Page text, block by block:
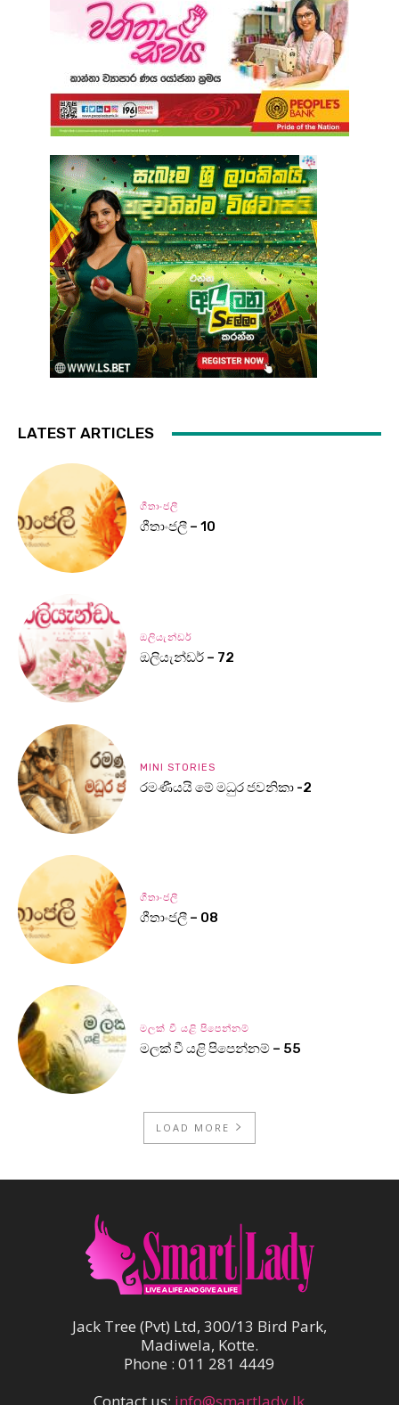
LATEST ARTICLES
ගීතාංජලී
ගීතාංජලී – 10
ඔලියැන්ඩර්
ඔලියැන්ඩර් – 72
MINI STORIES
රමණීයයි මේ මධුර ජවනිකා -2
ගීතාංජලී
ගීතාංජලී – 08
මලක් වී යළි පිපෙන්නම්
මලක් වී යළි පිපෙන්නම් – 55
LOAD MORE
Jack Tree (Pvt) Ltd, 300/13 Bird Park,
Madiwela, Kotte.
Phone : 011 281 4449